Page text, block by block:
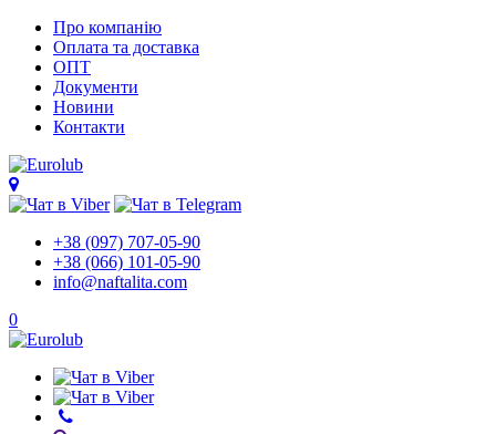
Про компанію
Оплата та доставка
ОПТ
Документи
Новини
Контакти
+38 (097) 707-05-90
+38 (066) 101-05-90
info@naftalita.com
0